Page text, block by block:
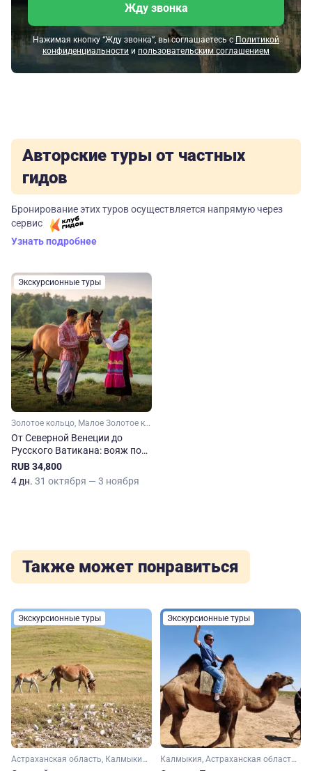
Жду звонка
Нажимая кнопку “Жду звонка”, вы соглашаетесь с Политикой
конфиденциальности и пользовательским соглашением
Авторские туры от частных
гидов
Бронирование этих туров осуществляется напрямую через
сервис
Узнать подробнее
Экскурсионные туры
Золотое кольцо, Малое Золотое кольцо, Ярославская область, Ростовская область, Московская область
От Северной Венеции до
Русского Ватикана: вояж по
Золотому кольцу
RUB 34,800
4 дн. 31 октября — 3 ноября
Также может понравиться
Экскурсионные туры
Астраханская область, Калмыкия, Волгоградская область
Экскурсионные туры
Калмыкия, Астраханская область, Волгоградская область